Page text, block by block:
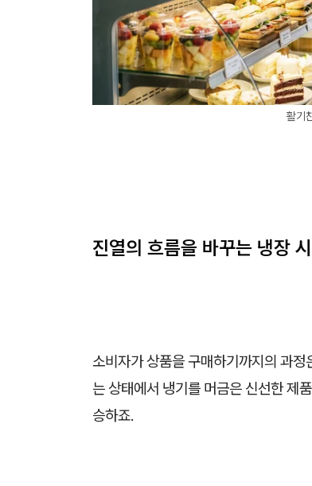
활기
진열의 흐름을 바꾸는 냉장
소비자가 상품을 구매하기까지의 과
는 상태에서 냉기를 머금은 신선한 제
승하죠.